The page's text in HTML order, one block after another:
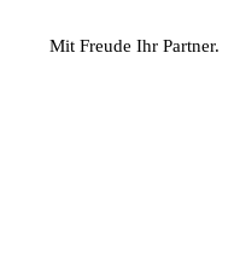
Mit Freude Ihr Partner.